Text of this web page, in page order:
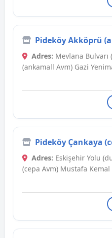
Pideköy Akköprü
Adres: Mevlana Bulvarı
(ankamall Avm) Gazi
Pideköy Çankaya
Adres: Eskişehir Yolu
(cepa Avm) Mustafa